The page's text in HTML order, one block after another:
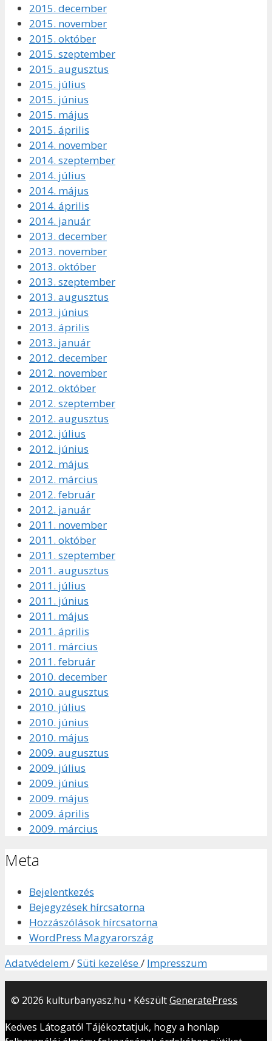
2015. december
2015. november
2015. október
2015. szeptember
2015. augusztus
2015. július
2015. június
2015. május
2015. április
2014. november
2014. szeptember
2014. július
2014. május
2014. április
2014. január
2013. december
2013. november
2013. október
2013. szeptember
2013. augusztus
2013. június
2013. április
2013. január
2012. december
2012. november
2012. október
2012. szeptember
2012. augusztus
2012. július
2012. június
2012. május
2012. március
2012. február
2012. január
2011. november
2011. október
2011. szeptember
2011. augusztus
2011. július
2011. június
2011. május
2011. április
2011. március
2011. február
2010. december
2010. augusztus
2010. július
2010. június
2010. május
2009. augusztus
2009. július
2009. június
2009. május
2009. április
2009. március
Meta
Bejelentkezés
Bejegyzések hírcsatorna
Hozzászólások hírcsatorna
WordPress Magyarország
Adatvédelem/Süti kezelése/ Impresszum
© 2026 kulturbanyasz.hu • KészültGeneratePress
Kedves Látogató! Tájékoztatjuk, hogy a honlap